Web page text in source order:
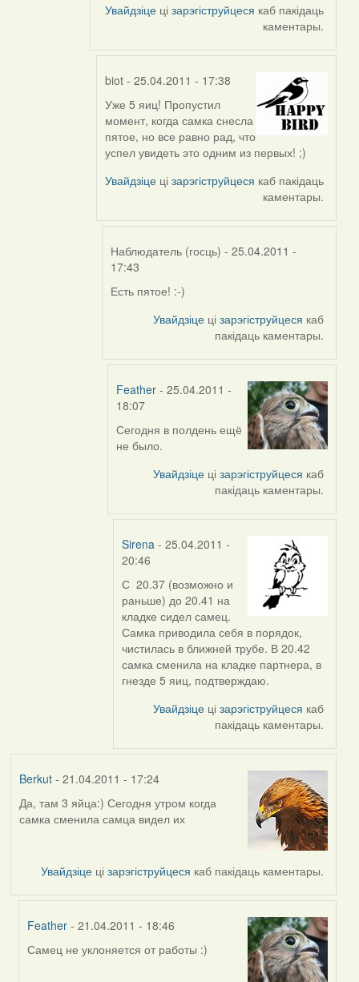
by
Увайдзіце цізарэгіструйцеся каб пакідаць
каментары.
biot- 25.04.2011 - 17:38
In
reply
to
by
Feather
Уже 5 яиц! Пропустил
момент, когда самка снесла
пятое, но все равно рад, что
успел увидеть это одним из первых! ;)
Увайдзіце цізарэгіструйцеся каб пакідаць
каментары.
Наблюдатель (госць) - 25.04.2011 -
17:43
In
Kiolk
Есть пятое! :-)
Увайдзіце цізарэгіструйцеся каб
пакідаць каментары.
Feather - 25.04.2011 -
18:07
In
reply
(госць)
Сегодня в полдень ещё
не было.
Увайдзіце цізарэгіструйцеся каб
пакідаць каментары.
Sirena - 25.04.2011 -
20:46
In
reply
to
by
Feather
С 20.37 (возможно и
раньше) до 20.41 на
кладке сидел самец.
Самка приводила себя в порядок,
чистилась в ближней трубе. В 20.42
самка сменила на кладке партнера, в
гнезде 5 яиц, подтверждаю.
Увайдзіце цізарэгіструйцеся каб
пакідаць каментары.
Berkut- 21.04.2011 - 17:24
Да, там 3 яйца:) Сегодня утром когда
самка сменила самца видел их
Увайдзіце цізарэгіструйцеся каб пакідаць каментары.
Feather - 21.04.2011 - 18:46
In
Самец не уклоняется от работы :)